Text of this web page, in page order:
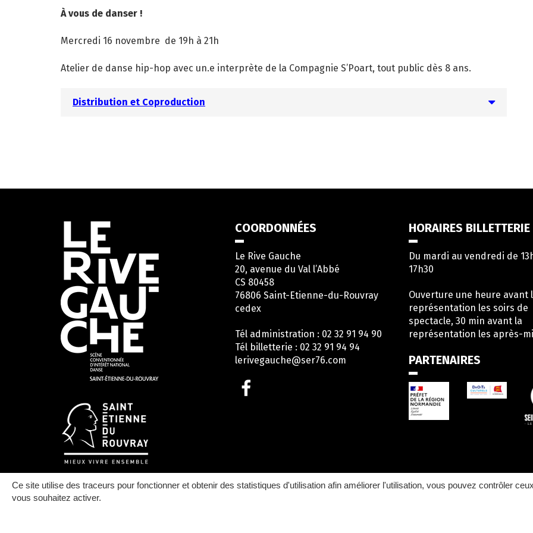
Ce site utilise des traceurs pour fonctionner et obtenir des statistiques d'utilisation afin améliorer l'utilisation, vous pouvez contrôler
vous souhaitez activer.
À vous de danser !
Mercredi 16 novembre de 19h à 21h
Atelier de danse hip-hop avec un.e interprète de la Compagnie S’Poart, tout public dès 8 ans.
Distribution et Coproduction
Informations
COORDONNÉES
Le Rive Gauche
20, avenue du Val l’Abbé
CS 80458
76806 Saint-Etienne-du-Rouvray
cedex
Tél administration : 02 32 91 94 90
Tél billetterie : 02 32 91 94 94
lerivegauche@ser76.com
HORAIRES BILLETTERIE
Du mardi au vendredi de
17h30
Ouverture une heure avant
représentation les soirs de
spectacle, 30 min avant la
représentation les après-
PARTENAIRES